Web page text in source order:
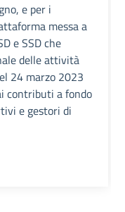
e per i
messa a
e SSD che
delle attività
24 marzo 2023
contributi a fondo
e gestori di